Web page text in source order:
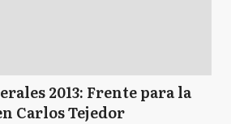
2013: Frente para la
Carlos Tejedor